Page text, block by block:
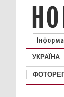
УКРАЇНА